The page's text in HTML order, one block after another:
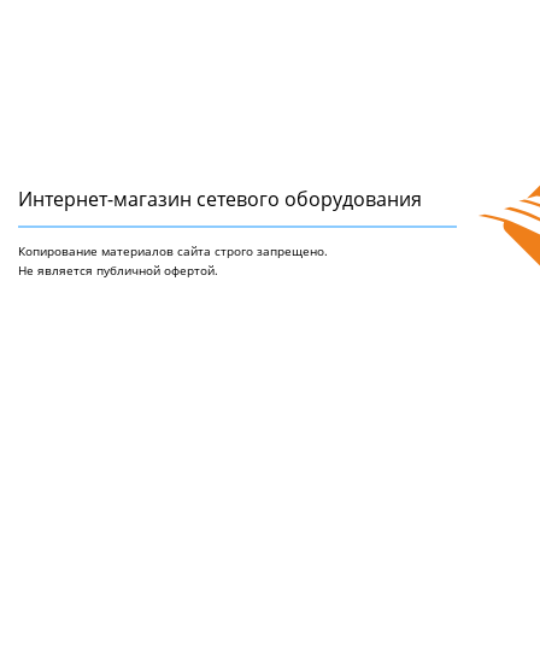
Интернет-магазин сетeвого оборудования
Копирование материалов сайта строго запрещено.
Не является публичной офертой.